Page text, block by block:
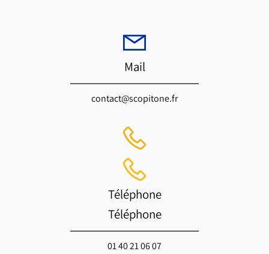
Mail
contact@scopitone.fr
Téléphone
Téléphone
01 40 21 06 07